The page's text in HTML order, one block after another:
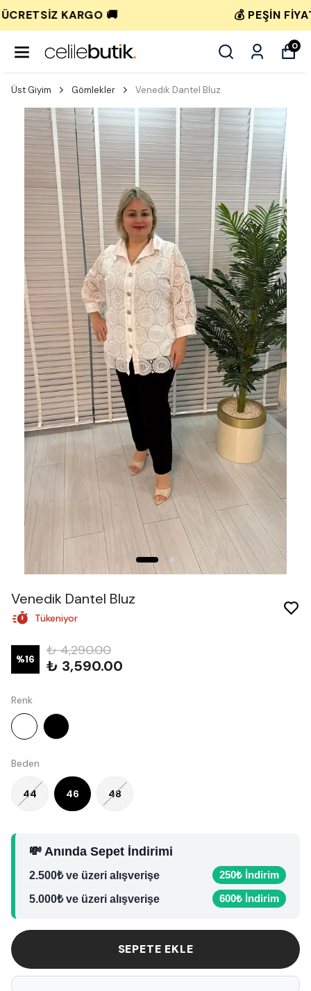
💰 PEŞIN FIYATINA 3 TAKSIT! 💰
0
Üst Giyim Gömlekler Venedik Dantel Bluz
Venedik Dantel Bluz
Tükeniyor
%16
₺ 4,290.00
₺ 3,590.00
Renk
Beden
44 46 48
💸 Anında Sepet İndirimi
2.500₺ ve üzeri alışverişe 250₺ İndirim
5.000₺ ve üzeri alışverişe 600₺ İndirim
SEPETE EKLE